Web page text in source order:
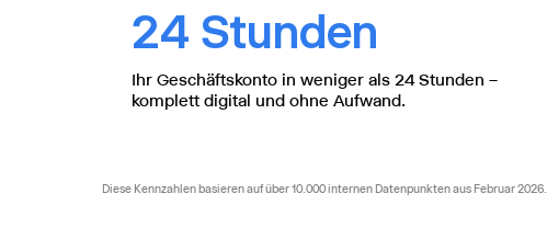
24 Stunden
Ihr Geschäftskonto in weniger als 24 Stunden –
komplett digital und ohne Aufwand.
Diese Kennzahlen basieren auf über 10.000 internen Datenpunkten aus Februar 2026.